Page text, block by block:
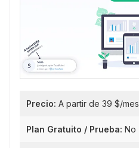
Precio: A partir de 39 $/mes
Plan Gratuito / Prueba: No